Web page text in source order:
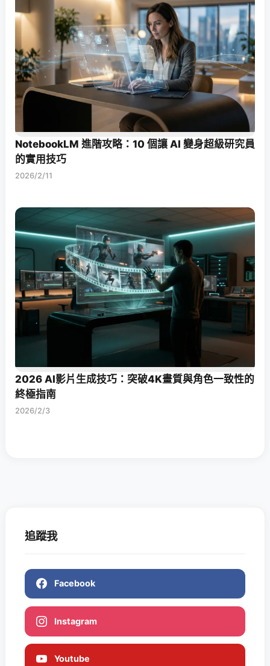
NotebookLM 進階攻略：10 個讓 AI 變身超級研究員
的實用技巧
2026/2/11
2026 AI影片生成技巧：突破4K畫質與角色一致性的
終極指南
2026/2/3
追蹤我
Facebook
Instagram
Youtube